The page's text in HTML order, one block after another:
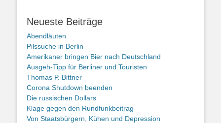
Neueste Beiträge
Abendläuten
Pilssuche in Berlin
Amerikaner bringen Bier nach Deutschland
Ausgeh-Tipp für Berliner und Touristen
Thomas P. Bittner
Corona Shutdown beenden
Die russischen Dollars
Klage gegen den Rundfunkbeitrag
Von Staatsbürgern, Kühen und Depression